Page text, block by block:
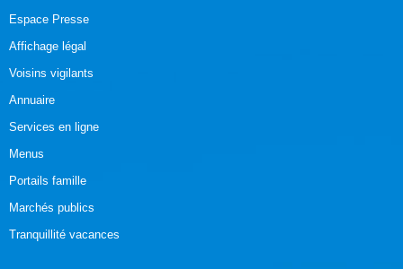
Espace Presse
Affichage légal
Voisins vigilants
Annuaire
Services en ligne
Menus
Portails famille
Marchés publics
Tranquillité vacances